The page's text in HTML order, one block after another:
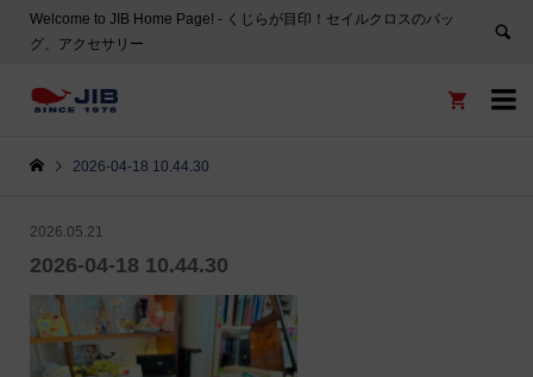
Welcome to JIB Home Page! ‐ くじらが目印！セイルクロスのバッ
グ、アクセサリー


2026-04-18 10.44.30
2026.05.21
2026-04-18 10.44.30